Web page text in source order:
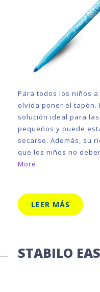
Para todos los niños
olvida poner el tapón.
solución ideal para
pequeños y puede
secarse. Además, su
que los niños no
More
LEER MÁS
STABILO